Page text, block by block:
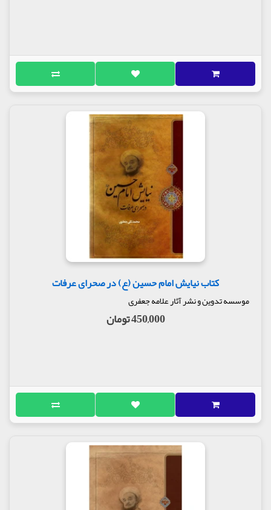
کتاب نیایش امام حسین (ع) در صحرای عرفات
موسسه تدوین و نشر آثار علامه جعفری
450,000 تومان